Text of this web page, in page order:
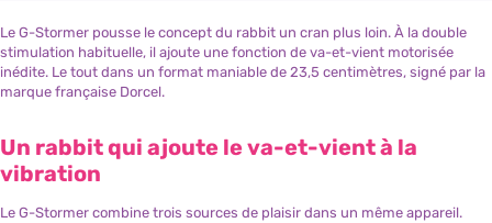
Le G-Stormer pousse le concept du rabbit un cran plus loin. À la double
stimulation habituelle, il ajoute une fonction de va-et-vient motorisée
inédite. Le tout dans un format maniable de 23,5 centimètres, signé par la
marque française Dorcel.
Un rabbit qui ajoute le va-et-vient à la
vibration
Le G-Stormer combine trois sources de plaisir dans un même appareil.